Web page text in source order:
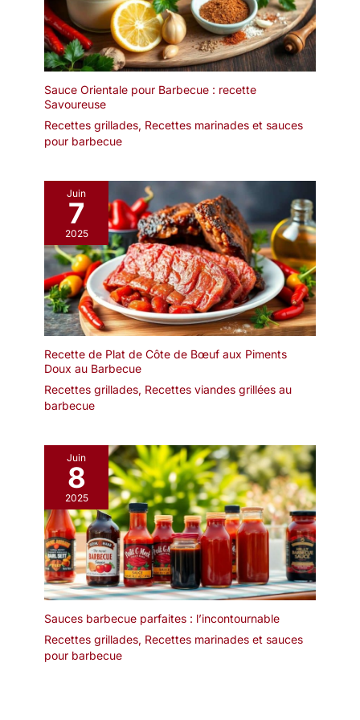
intérieurs scandinaves,
japonais ou
contemporains,
apportant une touce
n'importe quel espace.
terme.Chaque paire
d'acier inoxydable les
baguettes ont un motif
différent La gravure sur
réduit la sensation de
Lave-vaisselle et Facile à
et dans l'armoire de
stérilisation.Résolvez
complètement le
problème du nettoyage
après les repas, même le
lavage à la main ne
laissera pas de saleté et
de taches d'huile.Idéal
pour les baguettes
réutilisables. Si vous ne
voulez pas utiliser de
pouvez les emmener au
travail et les laver à l'eau
propres. 【Diverses
Applications】 : Nos
baguettes réutilisables
sont indispensables pour
la cuisine asiatique
comme le ragoût de
sushi ramen, le poulet
kung pao et les boulettes
et même certains
aliments du Moyen-
Orient. Il peut également
être utilisé pour préparer
sans éclats, sans danger
pour l'utilisation.
EMBALLAGE INDIVIDUEL
: Lot de 40 paires de
baguettes. Chaque paire
de baguettes est livrée
manches. Élégant à
pour les plats à emporter.
LONGUEUR 20 CM
ÉPAISSEUR 4,5 MM :
Prise en main facile,
même pour les
débutants en baguettes.
Les baguettes de moins
de 4,5 mm d'épaisseur
sont difficiles à tenir.
GENROKU ? Genroku 元
de 1688 à 1704, l'âge d'or
"baguettes Genroku" est
qu'il y a une rainure au
milieu, ce qui facilite la
séparation et l'utilisation.
Sauce Orientale pour Barbecue : recette
Savoureuse
Recettes grillades, Recettes marinades et sauces
pour barbecue
Juin
7
2025
Recette de Plat de Côte de Bœuf aux Piments
Doux au Barbecue
Recettes grillades, Recettes viandes grillées au
barbecue
Juin
8
2025
Sauces barbecue parfaites : l’incontournable
Recettes grillades, Recettes marinades et sauces
pour barbecue